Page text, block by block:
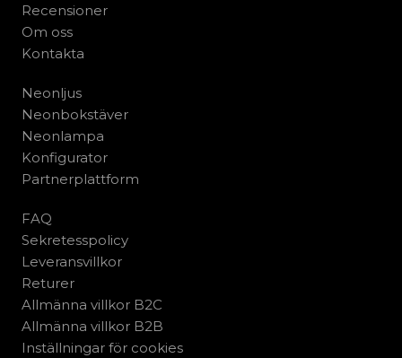
Recensioner
Om oss
Kontakta
Neonljus
Neonbokstäver
Neonlampa
Konfigurator
Partnerplattform
FAQ
Sekretesspolicy
Leveransvillkor
Returer
Allmänna villkor B2C
Allmänna villkor B2B
Inställningar för cookies